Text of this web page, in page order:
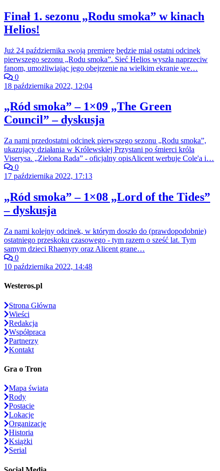
Finał 1. sezonu „Rodu smoka” w kinach
Helios!
Już 24 października swoją premierę będzie miał ostatni odcinek
pierwszego sezonu „Rodu smoka”. Sieć Helios wyszła naprzeciw
fanom, umożliwiając jego obejrzenie na wielkim ekranie we…
0
18 października 2022, 12:04
„Ród smoka” – 1×09 „The Green
Council” – dyskusja
Za nami przedostatni odcinek pierwszego sezonu „Rodu smoka”,
ukazujący działania w Królewskiej Przystani po śmierci króla
Viserysa. „Zielona Rada” - oficjalny opisAlicent werbuje Cole'a i…
0
17 października 2022, 17:13
„Ród smoka” – 1×08 „Lord of the Tides”
– dyskusja
Za nami kolejny odcinek, w którym doszło do (prawdopodobnie)
ostatniego przeskoku czasowego - tym razem o sześć lat. Tym
samym dzieci Rhaenyry oraz Alicent grane…
0
10 października 2022, 14:48
Westeros.pl
Strona Główna
Wieści
Redakcja
Współpraca
Partnerzy
Kontakt
Gra o Tron
Mapa świata
Rody
Postacie
Lokacje
Organizacje
Historia
Książki
Serial